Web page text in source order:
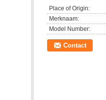
Place of Origin:
Merknaam:
Model Number:
Contact